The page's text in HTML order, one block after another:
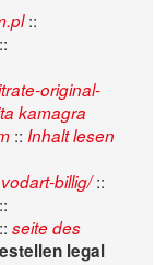
::
::
original-
kamagra
:: Inhalt lesen
billig/::
::
:: seite des
legal